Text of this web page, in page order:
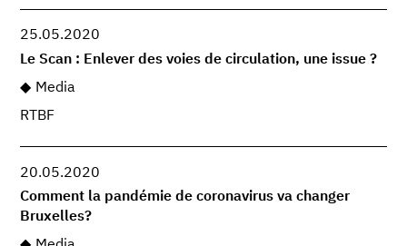
25.05.2020
Le Scan : Enlever des voies de circulation, une issue ?
Media
RTBF
20.05.2020
Comment la pandémie de coronavirus va changer
Bruxelles?